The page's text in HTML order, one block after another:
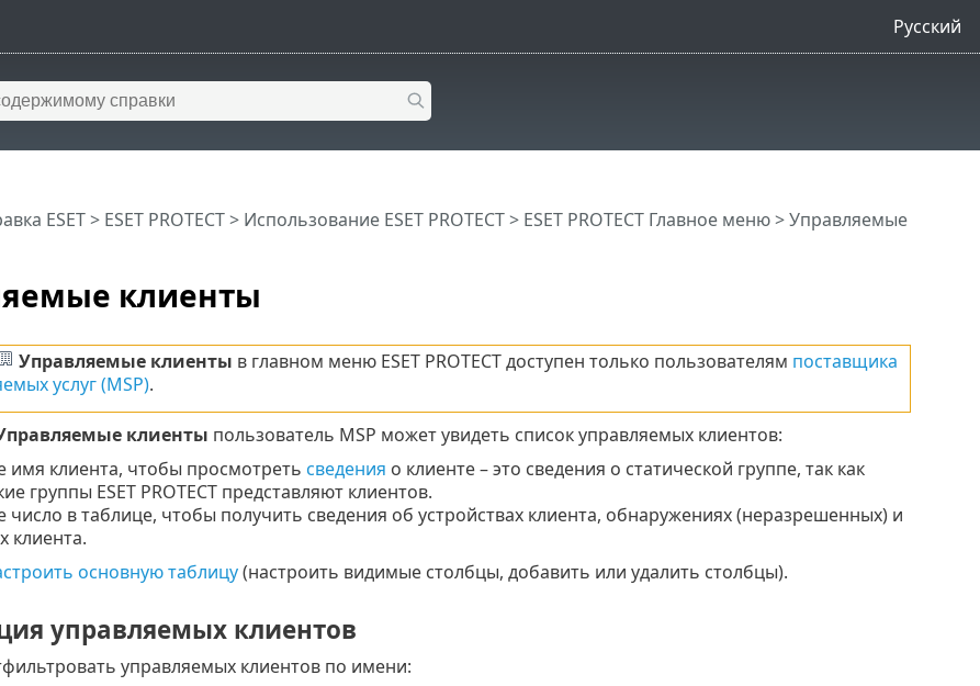
Русский
клиенты
ESET> ESET PROTECT> Использование ESET PROTECT> ESET PROTECT Главное меню> Управляемые
Управляемые клиенты в главном меню ESET PROTECT доступен только пользователям поставщика
услуг (MSP).
клиенты пользователь MSP может увидеть список управляемых клиентов:
имя клиента, чтобы просмотреть сведения о клиенте – это сведения о статической группе, так как
группы ESET PROTECT представляют клиентов.
число в таблице, чтобы получить сведения об устройствах клиента, обнаружениях (неразрешенных) и
клиента.
основную таблицу(настроить видимые столбцы, добавить или удалить столбцы).
управляемых клиентов
управляемых клиентов по имени: